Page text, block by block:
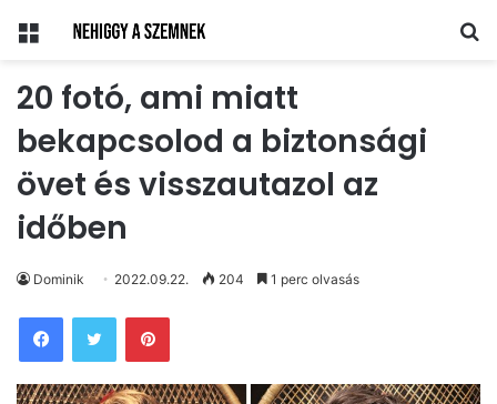
Menü
20 fotó, ami miatt
bekapcsolod a biztonsági
övet és visszautazol az
időben
Dominik 2022.09.22. 204 1 perc olvasás
Pinterest